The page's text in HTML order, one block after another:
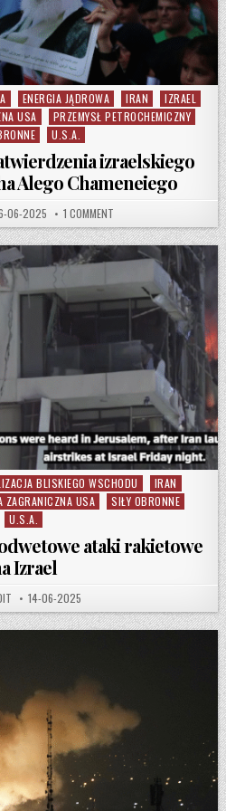
ENERGIA JĄDROWA IRAN
IZRAEL
USA
PRZEMYSŁ PETROCHEMICZNY
U.S.A.
izraelskiego
Alego Chameneiego
DATE:
06-2025 1 COMMENT ON TRUMP ODMAWIA
BLISKIEGO WSCHODU
IRAN
ZAGRANICZNA USA
SIŁY OBRONNE
U.S.A.
ataki rakietowe
Izrael
PUBLISHED DATE:
14-06-2025